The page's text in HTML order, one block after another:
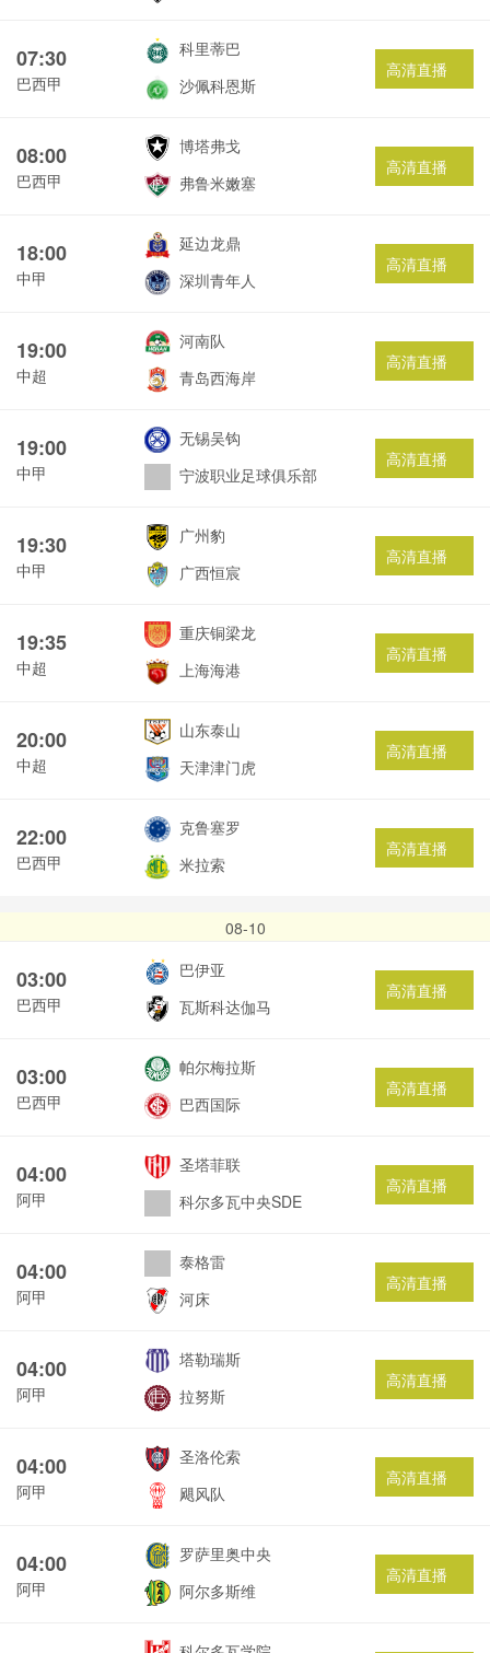
07:30
巴西甲
科里蒂巴
沙佩科恩斯
高清直播
08:00
巴西甲
博塔弗戈
弗鲁米嫩塞
高清直播
18:00
中甲
延边龙鼎
深圳青年人
高清直播
19:00
中超
河南队
青岛西海岸
高清直播
19:00
中甲
无锡吴钩
宁波职业足球俱乐部
高清直播
19:30
中甲
广州豹
广西恒宸
高清直播
19:35
中超
重庆铜梁龙
上海海港
高清直播
20:00
中超
山东泰山
天津津门虎
高清直播
22:00
巴西甲
克鲁塞罗
米拉索
高清直播
08-10
03:00
巴西甲
巴伊亚
瓦斯科达伽马
高清直播
03:00
巴西甲
帕尔梅拉斯
巴西国际
高清直播
04:00
阿甲
圣塔菲联
科尔多瓦中央SDE
高清直播
04:00
阿甲
泰格雷
河床
高清直播
04:00
阿甲
塔勒瑞斯
拉努斯
高清直播
04:00
阿甲
圣洛伦索
飓风队
高清直播
04:00
阿甲
罗萨里奥中央
阿尔多斯维
高清直播